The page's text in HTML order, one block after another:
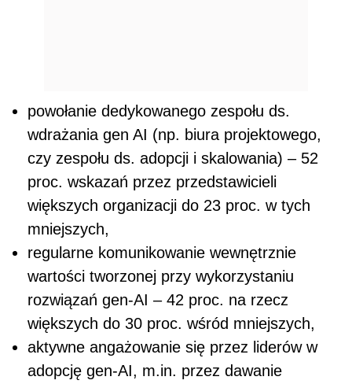
powołanie dedykowanego zespołu ds.
wdrażania gen AI (np. biura projektowego,
czy zespołu ds. adopcji i skalowania) – 52
proc. wskazań przez przedstawicieli
większych organizacji do 23 proc. w tych
mniejszych,
regularne komunikowanie wewnętrznie
wartości tworzonej przy wykorzystaniu
rozwiązań gen-AI – 42 proc. na rzecz
większych do 30 proc. wśród mniejszych,
aktywne angażowanie się przez liderów w
adopcję gen-AI, m.in. przez dawanie